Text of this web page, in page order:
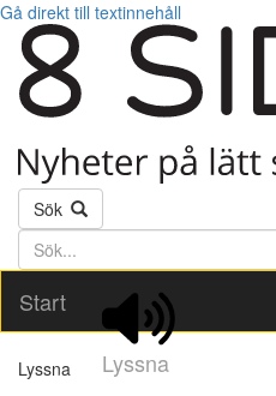
Gå direkt till textinnehåll
Sök
Söktext
Start
Lyssna
Lyssna